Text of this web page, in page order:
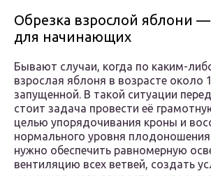
Обрезка взрослой яблони
для начинающих
Бывают случаи, когда по каким-
взрослая яблоня в возрасте около
запущенной. В такой ситуации
стоит задача провести её
целью упорядочивания кроны и
нормального уровня
нужно обеспечить равномерную
вентиляцию всех ветвей, создать